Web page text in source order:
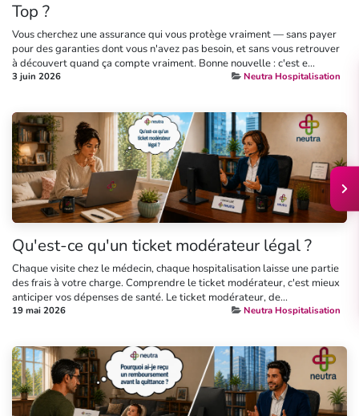
Top ?
Vous cherchez une assurance qui vous protège vraiment — sans payer
pour des garanties dont vous n'avez pas besoin, et sans vous retrouver
à découvert quand ça compte vraiment. Bonne nouvelle : c'est e...
3 juin 2026 Neutra Hospitalisation
Qu'est-ce qu'un ticket modérateur légal ?
Chaque visite chez le médecin, chaque hospitalisation laisse une partie
des frais à votre charge. Comprendre le ticket modérateur, c'est mieux
anticiper vos dépenses de santé. Le ticket modérateur, de...
19 mai 2026 Neutra Hospitalisation